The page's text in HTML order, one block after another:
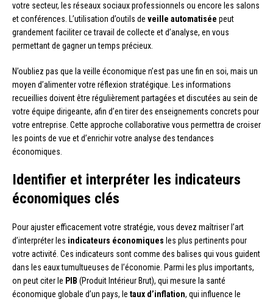
votre secteur, les réseaux sociaux professionnels ou encore les salons
et conférences. L’utilisation d’outils de veille automatisée peut
grandement faciliter ce travail de collecte et d’analyse, en vous
permettant de gagner un temps précieux.
N’oubliez pas que la veille économique n’est pas une fin en soi, mais un
moyen d’alimenter votre réflexion stratégique. Les informations
recueillies doivent être régulièrement partagées et discutées au sein de
votre équipe dirigeante, afin d’en tirer des enseignements concrets pour
votre entreprise. Cette approche collaborative vous permettra de croiser
les points de vue et d’enrichir votre analyse des tendances
économiques.
Identifier et interpréter les indicateurs
économiques clés
Pour ajuster efficacement votre stratégie, vous devez maîtriser l’art
d’interpréter les indicateurs économiques les plus pertinents pour
votre activité. Ces indicateurs sont comme des balises qui vous guident
dans les eaux tumultueuses de l’économie. Parmi les plus importants,
on peut citer le PIB (Produit Intérieur Brut), qui mesure la santé
économique globale d’un pays, le taux d’inflation, qui influence le